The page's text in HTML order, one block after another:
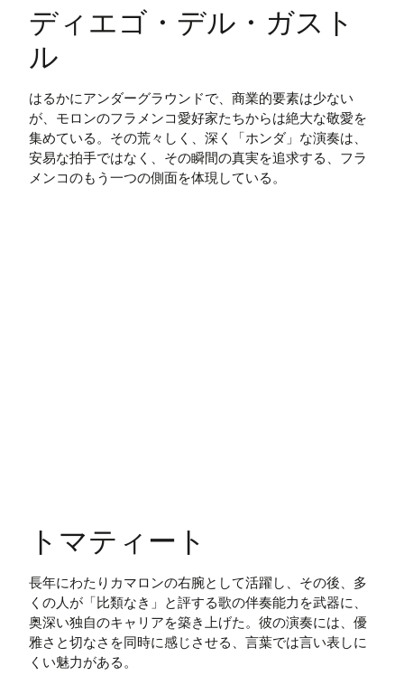
ディエゴ・デル・ガスト
ル
はるかにアンダーグラウンドで、商業的要素は少ない
が、モロンのフラメンコ愛好家たちからは絶大な敬愛を
集めている。その荒々しく、深く「ホンダ」な演奏は、
安易な拍手ではなく、その瞬間の真実を追求する、フラ
メンコのもう一つの側面を体現している。
トマティート
長年にわたりカマロンの右腕として活躍し、その後、多
くの人が「比類なき」と評する歌の伴奏能力を武器に、
奥深い独自のキャリアを築き上げた。彼の演奏には、優
雅さと切なさを同時に感じさせる、言葉では言い表しに
くい魅力がある。